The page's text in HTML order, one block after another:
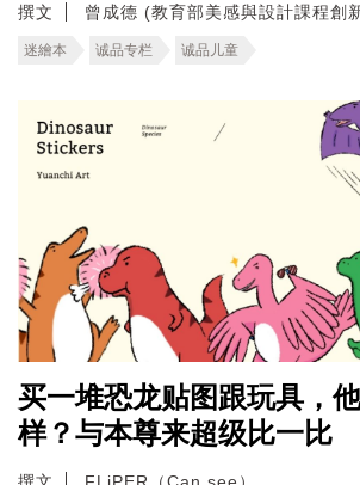
撰文 曾成德 (教育部美感與設計課程創
迷繪本 诚品专栏 诚品儿童
买一堆恐龙贴图跟玩具，
样？与本尊来超级比一比
撰文 FLiPER（Can see）